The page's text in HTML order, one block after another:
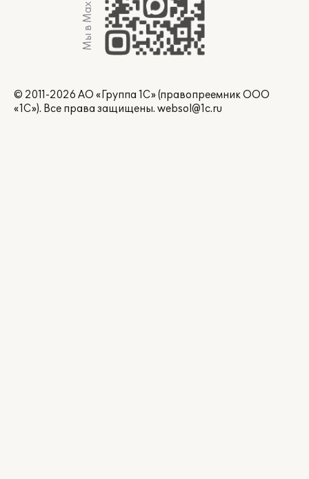
Мы в Max
© 2011-2026 АО «Группа 1С» (правопреемник ООО
«1С»). Все права защищены. websol@1c.ru